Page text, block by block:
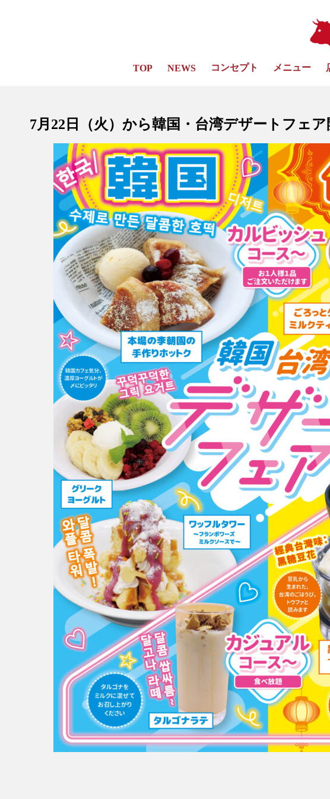
TOP NEWS コンセプト メニュー
7月22日（火）から韓国・台湾デザートフェア